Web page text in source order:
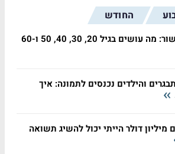
החודש
בגיל 20, 30, 40, 50 ו-60
והילדים נכנסים לתמונה: איך
מיליון דולר הייתי יכול להשיג תשואה